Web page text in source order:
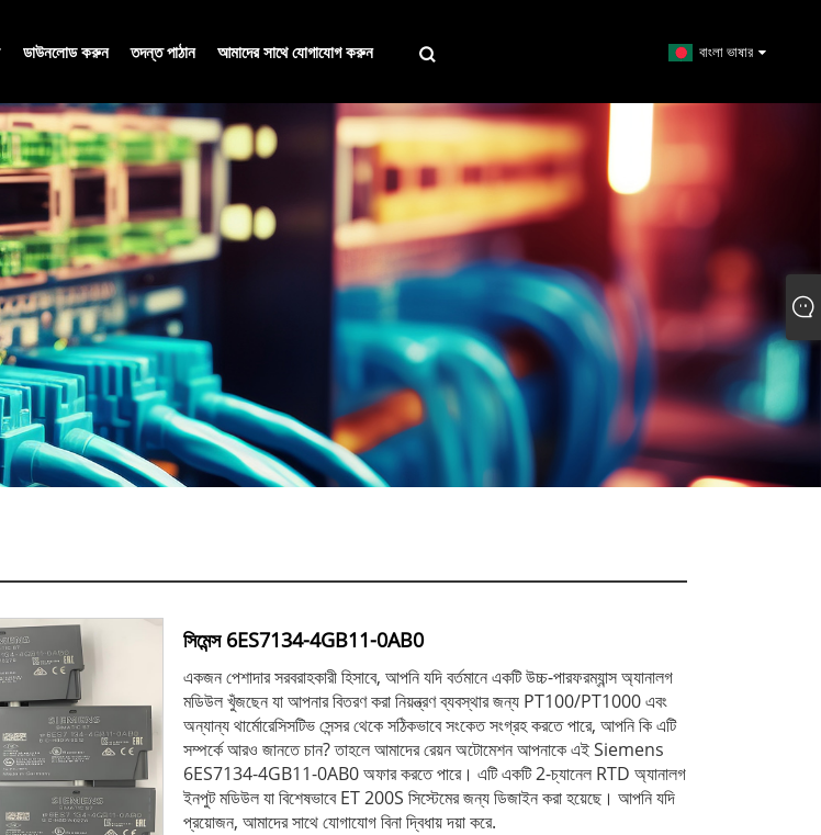
ডাউনলোড করুন তদন্ত পাঠান আমাদের সাথে যোগাযোগ করুন বাংলা ভাষার
সিমেন্স 6ES7134-4GB11-0AB0
একজন পেশাদার সরবরাহকারী হিসাবে, আপনি যদি বর্তমানে একটি উচ্চ-পারফরম্যান্স অ্যানালগ
মডিউল খুঁজছেন যা আপনার বিতরণ করা নিয়ন্ত্রণ ব্যবস্থার জন্য PT100/PT1000 এবং
অন্যান্য থার্মোরেসিসটিভ সেন্সর থেকে সঠিকভাবে সংকেত সংগ্রহ করতে পারে, আপনি কি এটি
সম্পর্কে আরও জানতে চান? তাহলে আমাদের রেয়ন অটোমেশন আপনাকে এই Siemens
6ES7134-4GB11-0AB0 অফার করতে পারে। এটি একটি 2-চ্যানেল RTD অ্যানালগ
ইনপুট মডিউল যা বিশেষভাবে ET 200S সিস্টেমের জন্য ডিজাইন করা হয়েছে। আপনি যদি
প্রয়োজন, আমাদের সাথে যোগাযোগ বিনা দ্বিধায় দয়া করে.